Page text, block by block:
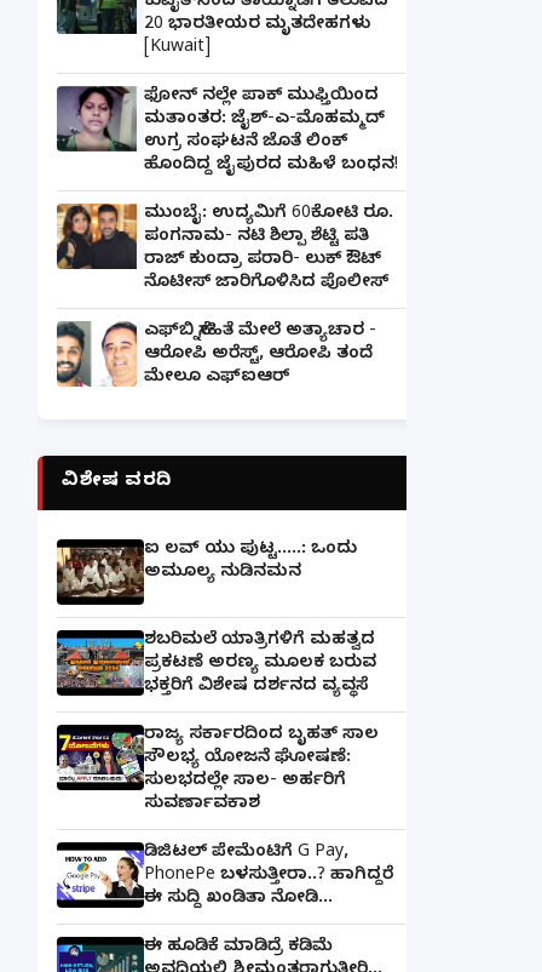
20 ಭಾರತೀಯರ ಮೃತದೇಹಗಳು
[Kuwait]
ಫೋನ್ ನಲ್ಲೇ ಪಾಕ್ ಮುಫ್ತಿಯಿಂದ
ಮತಾಂತರ: ಜೈಶ್-ಎ-ಮೊಹಮ್ಮದ್
ಉಗ್ರ ಸಂಘಟನೆ ಜೊತೆ ಲಿಂಕ್
ಹೊಂದಿದ್ದ ಜೈಪುರದ ಮಹಿಳೆ ಬಂಧನ!
ಮುಂಬೈ: ಉದ್ಯಮಿಗೆ 60ಕೋಟಿ ರೂ.
ಪಂಗನಾಮ- ನಟಿ ಶಿಲ್ಪಾ ಶೆಟ್ಟಿ ಪತಿ
ರಾಜ್ ಕುಂದ್ರಾ ಪರಾರಿ- ಲುಕ್ ಔಟ್
ನೊಟೀಸ್ ಜಾರಿಗೊಳಿಸಿದ ಪೊಲೀಸ್
ಎಫ್‌ಬಿ ಸ್ನೇಹಿತೆ ಮೇಲೆ ಅತ್ಯಾಚಾರ -
ಆರೋಪಿ ಅರೆಸ್ಟ್, ಆರೋಪಿ ತಂದೆ
ಮೇಲೂ ಎಫ್ಐಆರ್
ವಿಶೇಷ ವರದಿ
ಐ ಲವ್ ಯು ಪುಟ್ಟ.....: ಒಂದು
ಅಮೂಲ್ಯ ನುಡಿನಮನ
ಶಬರಿಮಲೆ ಯಾತ್ರಿಗಳಿಗೆ ಮಹತ್ವದ
ಪ್ರಕಟಣೆ ಅರಣ್ಯ ಮೂಲಕ ಬರುವ
ಭಕ್ತರಿಗೆ ವಿಶೇಷ ದರ್ಶನದ ವ್ಯವಸ್ಥೆ
ರಾಜ್ಯ ಸರ್ಕಾರದಿಂದ ಬೃಹತ್ ಸಾಲ
ಸೌಲಭ್ಯ ಯೋಜನೆ ಘೋಷಣೆ:
ಸುಲಭದಲ್ಲೇ ಸಾಲ- ಅರ್ಹರಿಗೆ
ಸುವರ್ಣಾವಕಾಶ
ಡಿಜಿಟಲ್ ಪೇಮೆಂಟಿಗೆ G Pay,
PhonePe ಬಳಸುತ್ತೀರಾ..? ಹಾಗಿದ್ದರೆ
ಈ ಸುದ್ದಿ ಖಂಡಿತಾ ನೋಡಿ...
ಈ ಹೂಡಿಕೆ ಮಾಡಿದ್ರೆ ಕಡಿಮೆ